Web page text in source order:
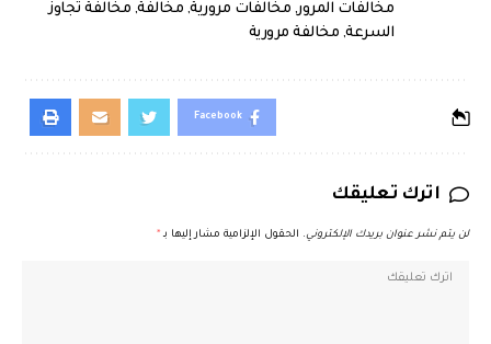
مخالفات المرور, مخالفات مرورية, مخالفة, مخالفة تجاوز
السرعة, مخالفة مرورية
Facebook
اترك تعليقك
لن يتم نشر عنوان بريدك الإلكتروني. الحقول الإلزامية مشار إليها بـ *